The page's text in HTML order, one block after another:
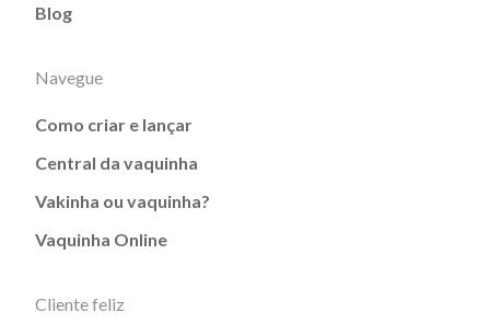
Blog
Navegue
Como criar e lançar
Central da vaquinha
Vakinha ou vaquinha?
Vaquinha Online
Cliente feliz